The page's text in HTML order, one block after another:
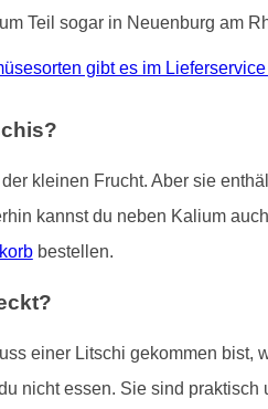
Teil sogar in Neuenburg am
gibt es im
kleinen Frucht. Aber sie
kannst du neben Kalium
bestellen.
einer Litschi gekommen
nicht essen. Sie sind